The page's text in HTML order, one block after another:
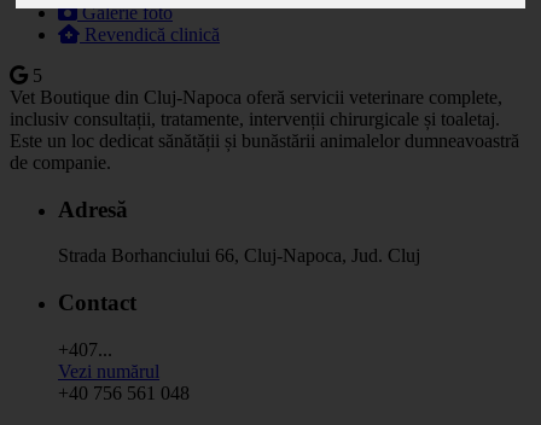
Galerie foto
Revendică clinică
5
Vet Boutique din Cluj-Napoca oferă servicii veterinare complete,
inclusiv consultații, tratamente, intervenții chirurgicale și toaletaj.
Este un loc dedicat sănătății și bunăstării animalelor dumneavoastră
de companie.
Adresă
Strada Borhanciului 66, Cluj-Napoca, Jud. Cluj
Contact
+407...
Vezi numărul
+40 756 561 048